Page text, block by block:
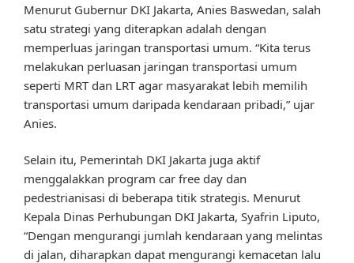
Menurut Gubernur DKI Jakarta, Anies Baswedan, salah
satu strategi yang diterapkan adalah dengan
memperluas jaringan transportasi umum. “Kita terus
melakukan perluasan jaringan transportasi umum
seperti MRT dan LRT agar masyarakat lebih memilih
transportasi umum daripada kendaraan pribadi,” ujar
Anies.
Selain itu, Pemerintah DKI Jakarta juga aktif
menggalakkan program car free day dan
pedestrianisasi di beberapa titik strategis. Menurut
Kepala Dinas Perhubungan DKI Jakarta, Syafrin Liputo,
“Dengan mengurangi jumlah kendaraan yang melintas
di jalan, diharapkan dapat mengurangi kemacetan lalu